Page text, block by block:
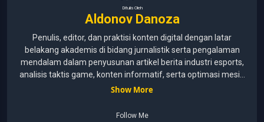
Ditulis Oleh
Aldonov Danoza
Penulis, editor, dan praktisi konten digital dengan latar
belakang akademis di bidang jurnalistik serta pengalaman
mendalam dalam penyusunan artikel berita industri esports,
analisis taktis game, konten informatif, serta optimasi mesin
pencari (SEO) untuk audiens media digital. Lulusan Universitas
mengenai kaidah jurnalistik, etika media, verifikasi informasi,
Show More
Follow Me